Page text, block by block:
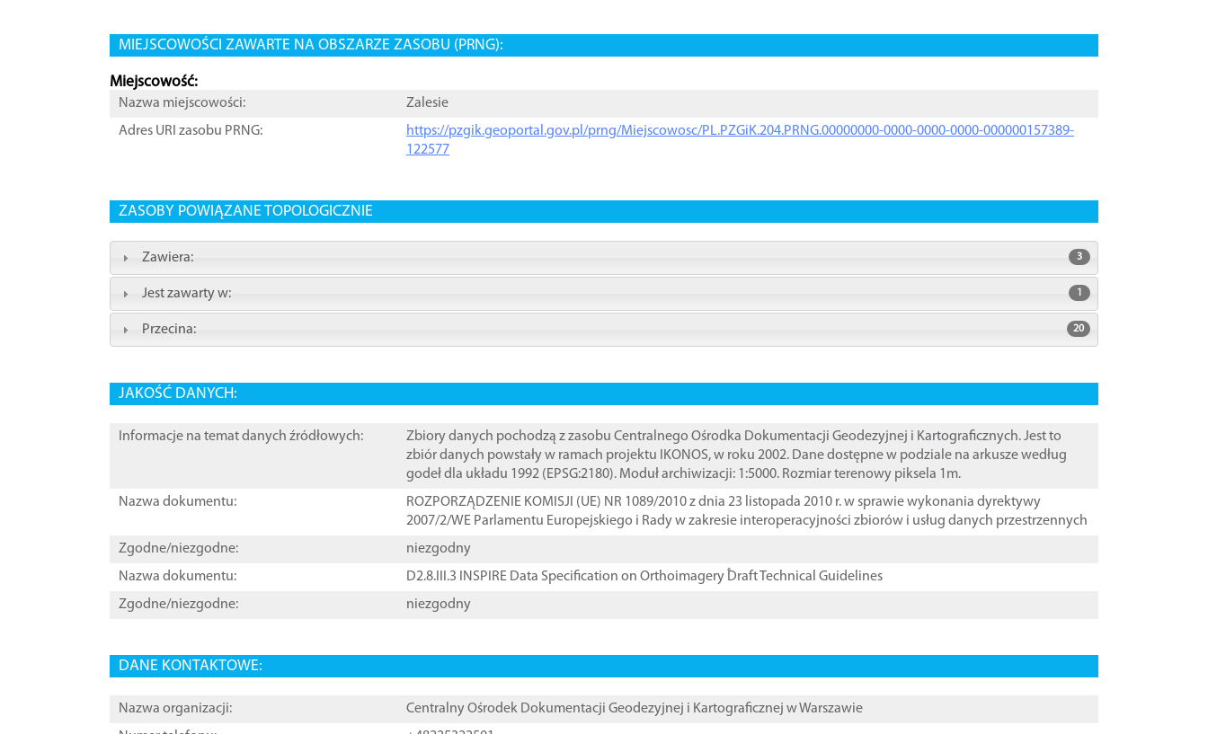
MIEJSCOWOŚCI ZAWARTE NA OBSZARZE ZASOBU (PRNG):
Miejscowość:
Nazwa miejscowości:
Zalesie
Adres URI zasobu PRNG:
https://pzgik.geoportal.gov.pl/prng/Miejscowosc/PL.PZGiK.204.PRNG.00000000-0000-0000-0000-000000157389-
122577
ZASOBY POWIĄZANE TOPOLOGICZNIE
Zawiera: 3
Jest zawarty w: 1
Przecina: 20
JAKOŚĆ DANYCH:
Informacje na temat danych źródłowych:
Zbiory danych pochodzą z zasobu Centralnego Ośrodka Dokumentacji Geodezyjnej i Kartograficznych. Jest to
zbiór danych powstały w ramach projektu IKONOS, w roku 2002. Dane dostępne w podziale na arkusze według
godeł dla układu 1992 (EPSG:2180). Moduł archiwizacji: 1:5000. Rozmiar terenowy piksela 1m.
Nazwa dokumentu:
ROZPORZĄDZENIE KOMISJI (UE) NR 1089/2010 z dnia 23 listopada 2010 r. w sprawie wykonania dyrektywy
2007/2/WE Parlamentu Europejskiego i Rady w zakresie interoperacyjności zbiorów i usług danych przestrzennych
Zgodne/niezgodne:
niezgodny
Nazwa dokumentu:
D2.8.III.3 INSPIRE Data Specification on Orthoimagery ֠Draft Technical Guidelines
Zgodne/niezgodne:
niezgodny
DANE KONTAKTOWE:
Nazwa organizacji:
Centralny Ośrodek Dokumentacji Geodezyjnej i Kartograficznej w Warszawie